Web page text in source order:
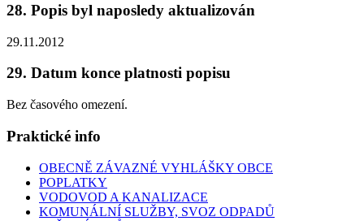
28. Popis byl naposledy aktualizován
29.11.2012
29. Datum konce platnosti popisu
Bez časového omezení.
Praktické info
OBECNĚ ZÁVAZNÉ VYHLÁŠKY OBCE
POPLATKY
VODOVOD A KANALIZACE
KOMUNÁLNÍ SLUŽBY, SVOZ ODPADŮ